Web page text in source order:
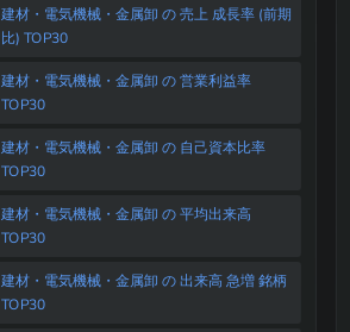
建材・電気機械・金属卸 の 売上 成長率 (前期
比) TOP30
建材・電気機械・金属卸 の 営業利益率
TOP30
建材・電気機械・金属卸 の 自己資本比率
TOP30
建材・電気機械・金属卸 の 平均出来高
TOP30
建材・電気機械・金属卸 の 出来高 急増 銘柄
TOP30